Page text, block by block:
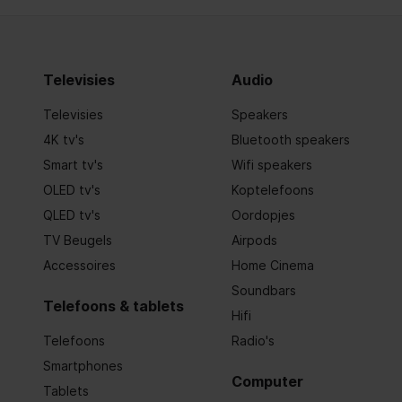
Kleur_deur
Koelmiddel R600a
Korte_omschrijving_product Koeler
Materiaal_deurdeksel
Materiaal_interieur
Model
Netto_gewicht
Televisies
Televisies
4K tv's
Smart tv's
OLED tv's
QLED tv's
TV Beugels
Accessoires
Telefoons & tablets
Telefoons
Smartphones
Tablets
Audio
Speakers
Bluetooth speakers
Wifi speakers
Koptelefoons
Oordopjes
Airpods
Home Cinema
Soundbars
Hifi
Radio's
Computer